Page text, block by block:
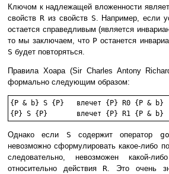
Ключом к надлежащей вложенности
свойств Rиз свойств S . Например, если
остается справедливым (является
то мы заключаем, что P останется
S будет повторяться.
Правила Хоара (Sir Charles Antony
формально следующим образом:
{P & b} S {P} 	влечет {P} R0 {P & b}
Однако если S содержит оператор
невозможно сформулировать какое-либо
следовательно, невозможен какой-
относительно действияR . Это очень